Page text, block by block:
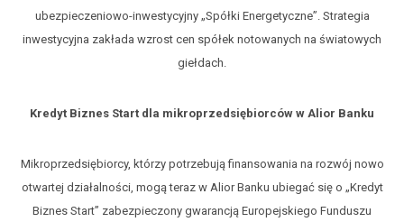
ubezpieczeniowo-inwestycyjny „Spółki Energetyczne”. Strategia
inwestycyjna zakłada wzrost cen spółek notowanych na światowych
giełdach.
Kredyt Biznes Start dla mikroprzedsiębiorców w Alior Banku
Mikroprzedsiębiorcy, którzy potrzebują finansowania na rozwój nowo
otwartej działalności, mogą teraz w Alior Banku ubiegać się o „Kredyt
Biznes Start” zabezpieczony gwarancją Europejskiego Funduszu